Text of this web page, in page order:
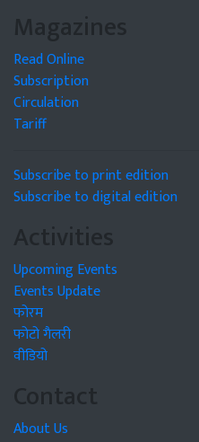
Magazines
Read Online
Subscription
Circulation
Tariff
Subscribe to print edition
Subscribe to digital edition
Activities
Upcoming Events
Events Update
फोरम
फोटो गैलरी
वीडियो
Contact
About Us